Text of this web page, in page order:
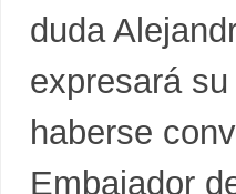
duda
expresará
haberse
Embajador